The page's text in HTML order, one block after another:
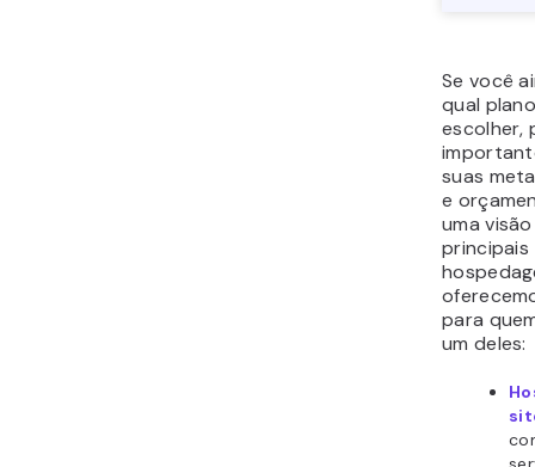
Se você
qual
escolher,
suas
e
uma
para
um deles: